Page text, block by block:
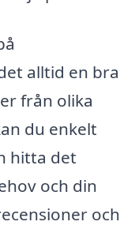
alltid en bra
från olika
du enkelt
hitta det
och din
och